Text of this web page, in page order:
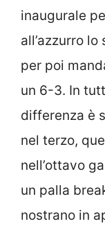
inaugurale
all’azzurro
per poi
un 6-3. In
differenza è
nel terzo,
nell’ottavo
un palla
nostrano in